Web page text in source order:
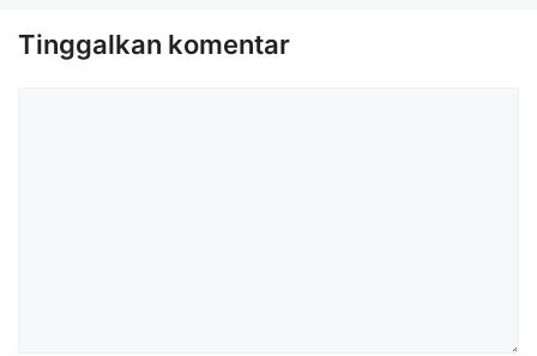
Tinggalkan komentar